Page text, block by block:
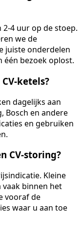
4 uur op de stoep.
we de
juiste onderdelen
bezoek oplost.
ketels?
dagelijks aan
Bosch en andere
en gebruiken
CV-storing?
Kleine
vaak binnen het
vooraf de
waar u aan toe